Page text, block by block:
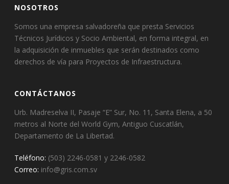
NOSOTROS
Somos una empresa salvadoreña que presta Servicios
Técnicos Jurídicos y Socio Ambiental, en forma integral, en
la adquisición de inmuebles que serán destinados como
derechos de vía para Proyectos de Infraestructura.
CONTÁCTANOS
Urb. Madreselva II, Pasaje “E” Sur, No. 11, Santa Elena, a 50
metros al Norte del World Gym, Antiguo Cuscatlán,
Departamento de La Libertad.
Teléfono: (503) 2246-0581 y 2246-0582
Correo: info@gris.com.sv